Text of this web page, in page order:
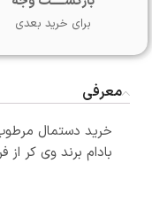
برای خرید بعدی
معرفی
بادام برند وی کر از